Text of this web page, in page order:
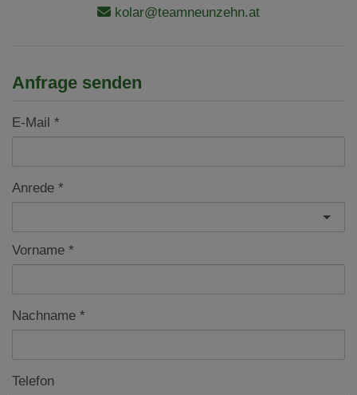
kolar@teamneunzehn.at
Anfrage senden
E-Mail
Anrede
Vorname
Nachname
Telefon